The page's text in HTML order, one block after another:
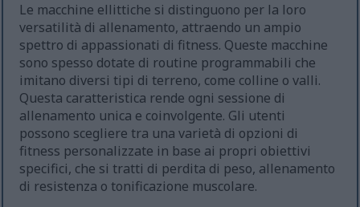
Le macchine ellittiche si distinguono per la loro
versatilità di allenamento, attraendo un ampio
spettro di appassionati di fitness. Queste macchine
sono spesso dotate di routine programmabili che
imitano diversi tipi di terreno, come colline o valli.
Questa caratteristica rende ogni sessione di
allenamento unica e coinvolgente. Gli utenti
possono scegliere tra una varietà di opzioni di
fitness personalizzate in base ai propri obiettivi
specifici, che si tratti di perdita di peso, allenamento
di resistenza o tonificazione muscolare.